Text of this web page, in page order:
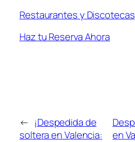
Restaurantes y Discotecas
Haz tu Reserva Ahora
← ¡Despedida de
soltera en Valencia:
en